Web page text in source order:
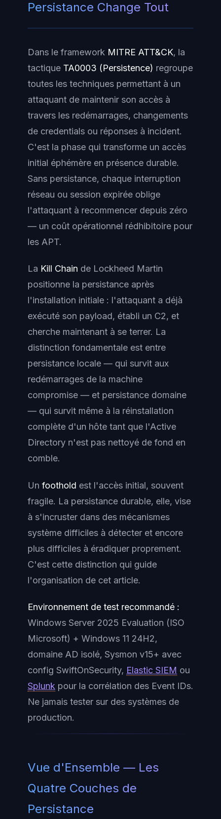
Persistance Change Tout
Dans le framework MITRE ATT&CK, la
tactique TA0003 (Persistence) regroupe
toutes les techniques permettant à un
attaquant de maintenir son accès à
travers les redémarrages, changements
de credentials ou réponses à incident.
C'est la phase qui transforme un accès
initial éphémère en présence durable.
Sans persistance, chaque interruption
réseau ou session expirée oblige
l'attaquant à recommencer depuis zéro
— un coût opérationnel rédhibitoire pour
les APT.
La Kill Chain de Lockheed Martin
positionne la persistance après
l'installation initiale : l'attaquant a déjà
exécuté son payload, établi un C2, et
cherche maintenant à se terrer. La
distinction fondamentale est entre
persistance locale — qui survit aux
redémarrages de la machine
compromise — et persistance domaine
— qui survit même à la réinstallation
complète d'un hôte tant que l'Active
Directory n'est pas nettoyé de fond en
comble.
Un foothold est l'accès initial, souvent
fragile. La persistance durable, elle, vise
à s'incruster dans des mécanismes
système difficiles à détecter et encore
plus difficiles à éradiquer proprement.
C'est cette distinction qui guide
l'organisation de cet article.
Environnement de test recommandé :
Windows Server 2025 Evaluation (ISO
Microsoft) + Windows 11 24H2,
domaine AD isolé, Sysmon v15+ avec
config SwiftOnSecurity, Elastic SIEM ou
Splunk pour la corrélation des Event IDs.
Ne jamais tester sur des systèmes de
production.
Vue d'Ensemble — Les
Quatre Couches de
Persistance